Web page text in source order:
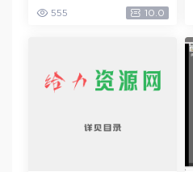
555 10.0